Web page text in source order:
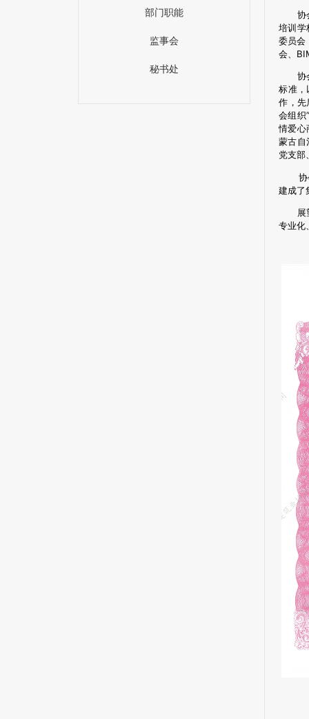
部门职能
监事会
秘书处
协
培训学
委员会
会、
协
标准，
作，先
会组织
情爱心
蒙古自
党支部
协会
建成了
专业化